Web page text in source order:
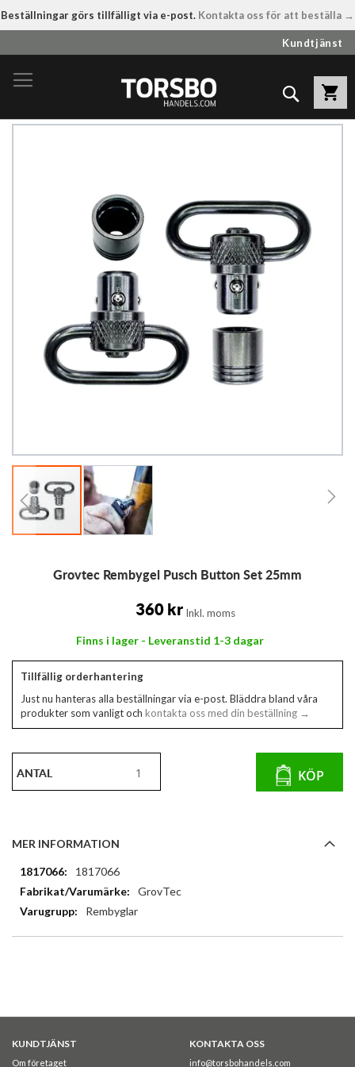
Beställningar görs tillfälligt via e-post. Kontakta oss för att beställa →
till
innehållet
Kundtjänst
Sök
Grovtec Rembygel Pusch Button Set 25mm
360 kr Inkl. moms
Finns i lager - Leveranstid 1-3 dagar
Tillfällig orderhantering
Just nu hanteras alla beställningar via e-post. Bläddra bland våra
produkter som vanligt och kontakta oss med din beställning →
ANTAL KÖP
MER INFORMATION
Mer
information
1817066
GrovTec
Rembyglar
KUNDTJÄNST
Om företaget
KONTAKTA OSS
info@torsbohandels.com